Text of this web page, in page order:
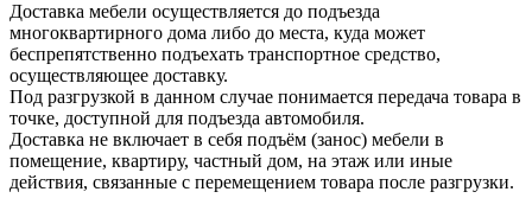
Доставка мебели осуществляется до подъезда
многоквартирного дома либо до места, куда может
беспрепятственно подъехать транспортное средство,
осуществляющее доставку.
Под разгрузкой в данном случае понимается передача товара в
точке, доступной для подъезда автомобиля.
Доставка не включает в себя подъём (занос) мебели в
помещение, квартиру, частный дом, на этаж или иные
действия, связанные с перемещением товара после разгрузки.